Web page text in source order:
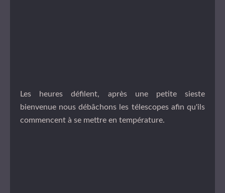
Les heures défilent, après une petite sieste
bienvenue nous débâchons les télescopes afin qu'ils
commencent à se mettre en température.